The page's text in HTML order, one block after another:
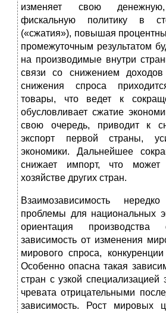
изменяет свою
фискальную политику в
(«сжатия»), повышая
промежуточным результатом
на производимые внутри
связи со снижением
снижения спроса
товары, что ведет к
обусловливает сжатие
свою очередь, приводит к
экспорт первой страны,
экономики. Дальнейшее
снижает импорт, что может
хозяйстве других стран.
Взаимозависимость
проблемы для национальных
ориентация
зависимость от изменения
мирового спроса,
Особенно опасна такая
стран с узкой
чревата отрицательными
зависимость. Рост мировых